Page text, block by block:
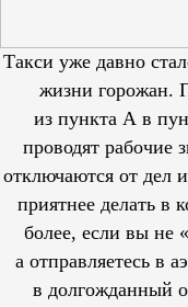
Такси уже давно
жизни горожан.
из пункта А в
проводят рабочие
отключаются от дел
приятнее делать в
более, если вы не
а отправляетесь в
в долгожданный